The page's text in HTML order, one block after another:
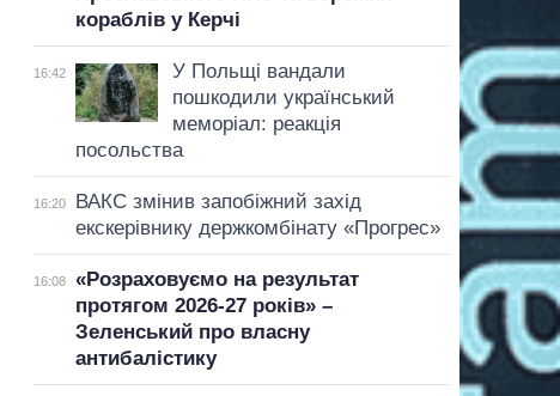
кораблів у Керчі
16:42
У Польщі вандали
пошкодили український
меморіал: реакція
посольства
16:20
ВАКС змінив запобіжний захід
екскерівнику держкомбінату «Прогрес»
16:08
«Розраховуємо на результат
протягом 2026-27 років» –
Зеленський про власну
антибалістику